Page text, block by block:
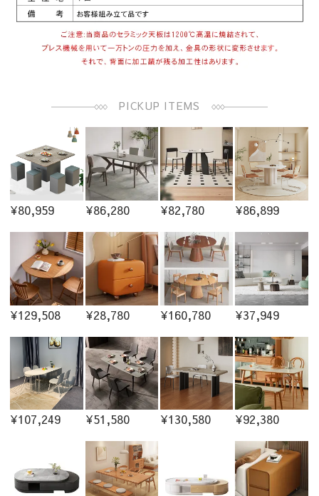
PICKUP ITEMS
¥80,959 ¥86,280 ¥82,780 ¥86,899
¥129,508 ¥28,780 ¥160,780 ¥37,949
¥107,249 ¥51,580 ¥130,580 ¥92,380